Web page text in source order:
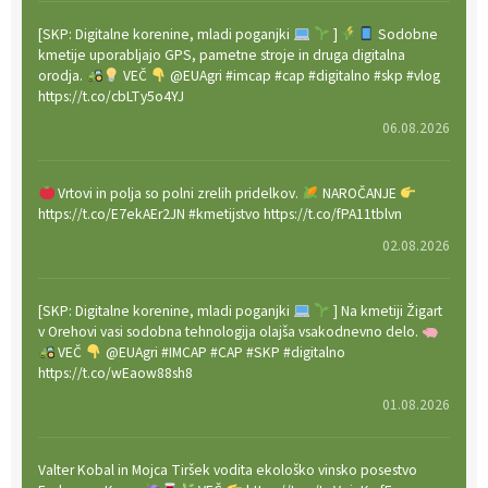
[SKP: Digitalne korenine, mladi poganjki ]
Sodobne
kmetije uporabljajo GPS, pametne stroje in druga digitalna
orodja.
VEČ
@EUAgri #imcap #cap #digitalno #skp #vlog
https://t.co/cbLTy5o4YJ
06.08.2026
Vrtovi in polja so polni zrelih pridelkov.
NAROČANJE
https://t.co/E7ekAEr2JN #kmetijstvo https://t.co/fPA11tblvn
02.08.2026
[SKP: Digitalne korenine, mladi poganjki
] Na kmetiji Žigart
v Orehovi vasi sodobna tehnologija olajša vsakodnevno delo.
VEČ
@EUAgri #IMCAP #CAP #SKP #digitalno
https://t.co/wEaow88sh8
01.08.2026
Valter Kobal in Mojca Tiršek vodita ekološko vinsko posestvo